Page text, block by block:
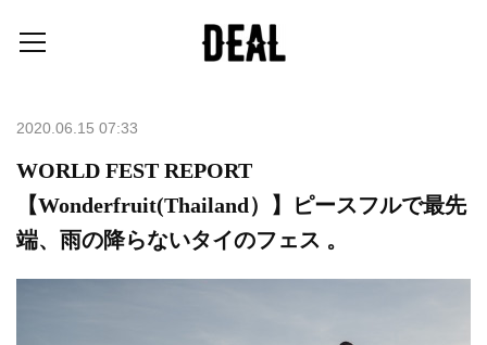
2020.06.15 07:33
WORLD FEST REPORT
【Wonderfruit(Thailand）】ピースフルで最先
端、雨の降らないタイのフェス 。